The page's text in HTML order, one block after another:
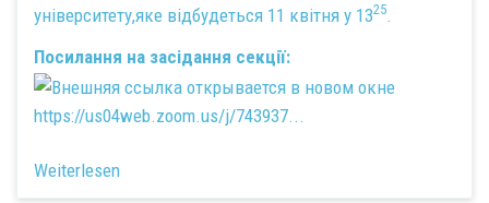
університету,яке відбудеться 11 квітня у 1325.
Посилання на засідання секції:
https://us04web.zoom.us/j/743937...
Weiterlesen